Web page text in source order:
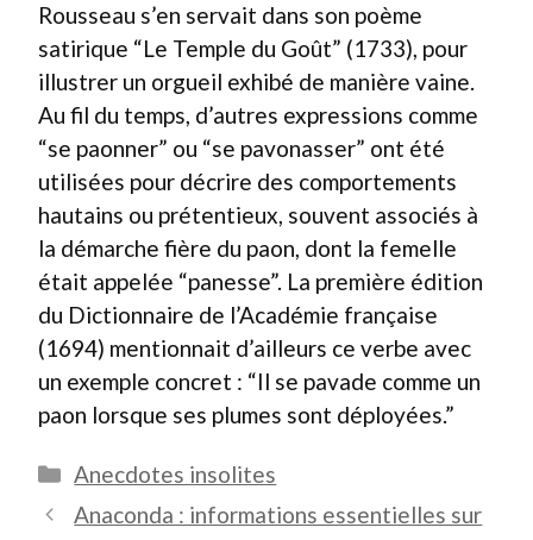
Rousseau s’en servait dans son poème
satirique “Le Temple du Goût” (1733), pour
illustrer un orgueil exhibé de manière vaine.
Au fil du temps, d’autres expressions comme
“se paonner” ou “se pavonasser” ont été
utilisées pour décrire des comportements
hautains ou prétentieux, souvent associés à
la démarche fière du paon, dont la femelle
était appelée “panesse”. La première édition
du Dictionnaire de l’Académie française
(1694) mentionnait d’ailleurs ce verbe avec
un exemple concret : “Il se pavade comme un
paon lorsque ses plumes sont déployées.”
Catégories
Anecdotes insolites
Anaconda : informations essentielles sur